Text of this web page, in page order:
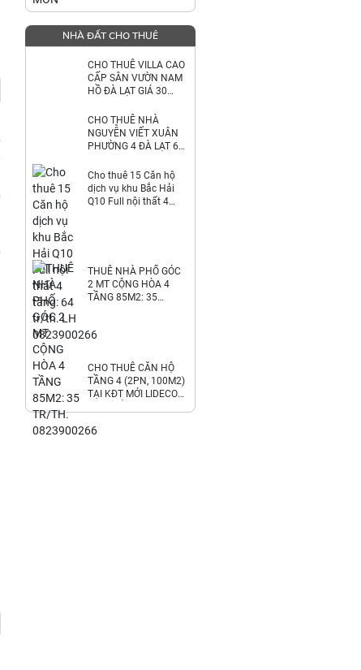
NHÀ ĐẤT CHO THUÊ
CHO THUÊ VILLA CAO
CẤP SÂN VƯỜN NAM
HỒ ĐÀ LẠT GIÁ 30
CHO THUÊ NHÀ
NGUYỄN VIẾT XUÂN
PHƯỜNG 4 ĐÀ LẠT 6
Cho thuê 15 Căn hộ
dịch vụ khu Bắc Hải
Q10 Full nội thất 4
THUÊ NHÀ PHỐ GÓC
2 MT CỘNG HÒA 4
TẦNG 85M2: 35
CHO THUÊ CĂN HỘ
TẦNG 4 (2PN, 100M2)
TẠI KĐT MỚI LIDECO
LH:0971928881